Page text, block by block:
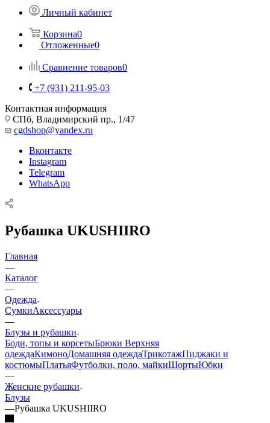
Личный кабинет
Корзина0
Отложенные0
Сравнение товаров0
+7 (931) 211-95-03
Контактная информация
СПб, Владимирский пр., 1/47
cgdshop@yandex.ru
Вконтакте
Instagram
Telegram
WhatsApp
Рубашка UKUSHIIRO
Главная
—
Каталог
—
Одежда
СумкиАксессуары
—
Блузы и рубашки
Боди, топы и корсетыБрюки Верхняя
одеждаКимоноДомашняя одеждаТрикотажПиджаки и
костюмыПлатьяФутболки, поло, майкиШортыЮбки
—
Женские рубашки
Блузы
—Рубашка UKUSHIIRO